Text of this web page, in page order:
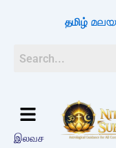
தமிழ்
இலவச